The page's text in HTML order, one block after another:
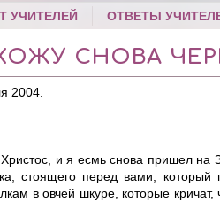
УЧИТЕЛЕЙ ОТВЕТЫ
СНОВА
2004.
и я есмь снова пришел
стоящего перед вами, который
в овчей шкуре, которые кричат,